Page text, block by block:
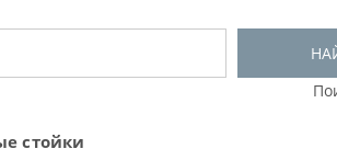
стойки